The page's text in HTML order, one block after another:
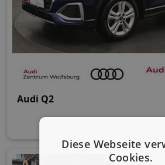
Audi Q2
Diese Webseite
Cookies.